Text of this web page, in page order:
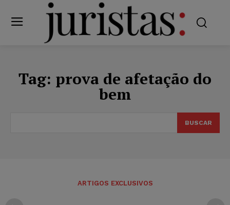
Tag: prova de afetação do
bem
BUSCAR
ARTIGOS EXCLUSIVOS